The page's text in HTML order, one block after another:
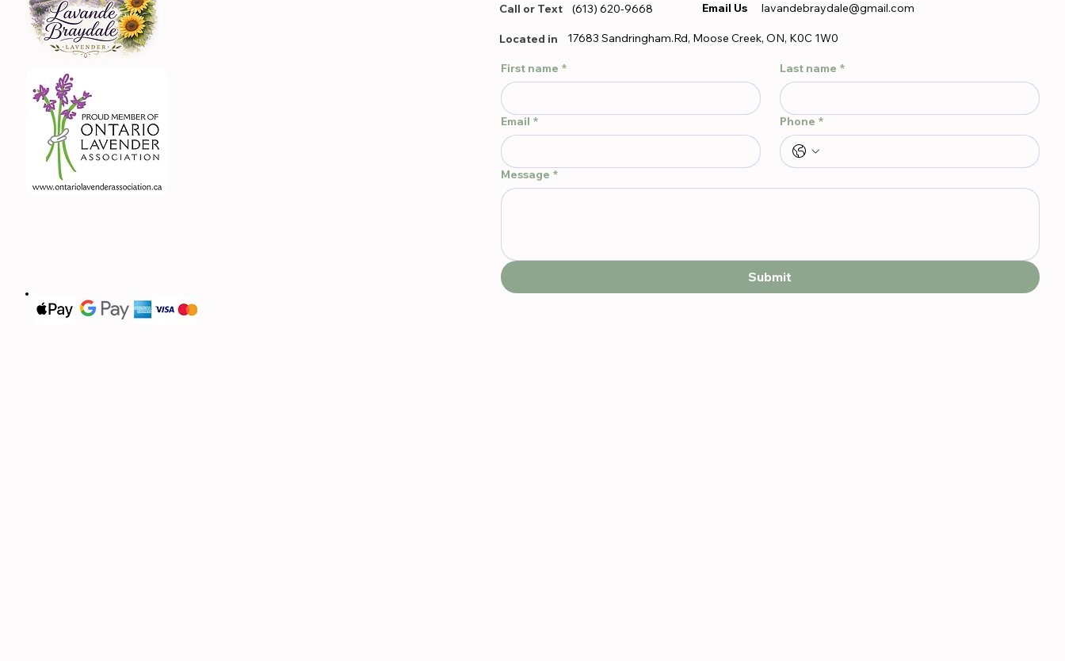
Call or Text (613) 620-9668 Email Us lavandebraydale@gmail.com
Located in 17683 Sandringham.Rd, Moose Creek, ON, K0C 1W0
First name * Last name *
Email * Phone *
Message *
Submit